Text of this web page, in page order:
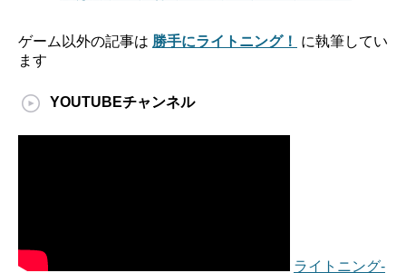
ゲーム以外の記事は 勝手にライトニング！
に執筆してい
ます
YOUTUBEチャンネル
ライトニング-